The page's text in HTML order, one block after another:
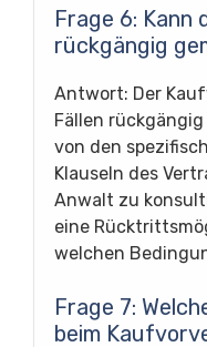
Frage 6:
rückgängig
Antwort: Der
Fällen
von den
Klauseln des
Anwalt zu
eine
welchen
Frage 7:
beim